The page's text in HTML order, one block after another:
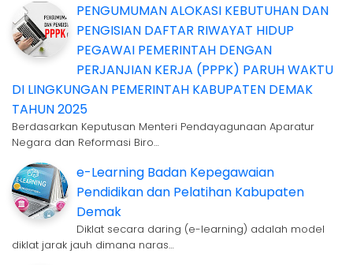
PENGUMUMAN ALOKASI KEBUTUHAN DAN
PENGISIAN DAFTAR RIWAYAT HIDUP
PEGAWAI PEMERINTAH DENGAN
PERJANJIAN KERJA (PPPK) PARUH WAKTU
DI LINGKUNGAN PEMERINTAH KABUPATEN DEMAK
TAHUN 2025
Berdasarkan Keputusan Menteri Pendayagunaan Aparatur
Negara dan Reformasi Biro…
e-Learning Badan Kepegawaian
Pendidikan dan Pelatihan Kabupaten
Demak
Diklat secara daring (e-learning) adalah model
diklat jarak jauh dimana naras…